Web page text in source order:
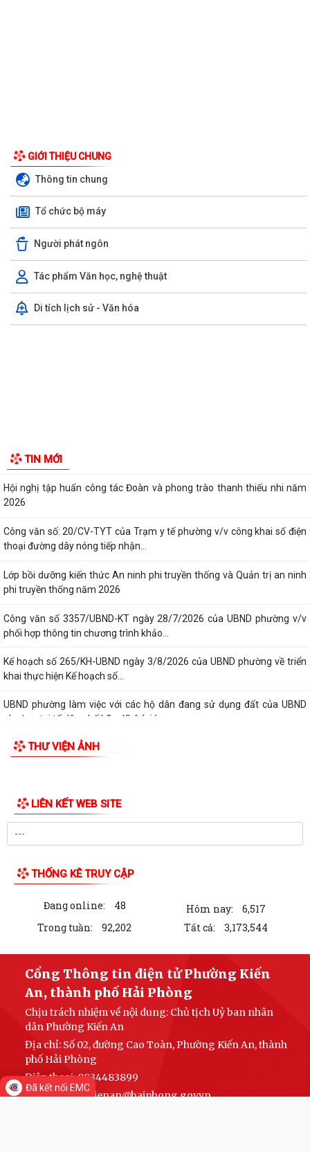
GIỚI THIỆU CHUNG
Tổ chức bộ máy
TIN MỚI
UBND phường triển khai công tác khám sức khoẻ định kỳ, khám sàng
lọc miễn phí cho người dân trên...
Ban đại diện Hội đồng quản trị Ngân hàng Chính sách xã hội phường
Kiến An tổ chức phiên họp giao...
THÀNH PHỐ HẢI PHÒNG ĐƯỢC THU PHÍ, LỆ PHÍ...
Chi bộ trường Tiểu học Quang Trung kết nạp Đảng viên mới
Tổ Đại biểu số 05 HĐND thành phố tiếp xúc cử tri sau Kỳ họp thường lệ
giữa năm 2026 HĐND thành phố...
Hội nghị tập huấn công tác Đoàn và phong trào thanh thiếu nhi năm
2026 Đã kết nối EMC